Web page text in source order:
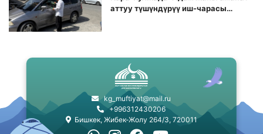
аттуу түшүндүрүү иш-чарасы
kg_muftiyat@mail.ru
+996312430206
Бишкек, Жибек-Жолу 264/3, 720011